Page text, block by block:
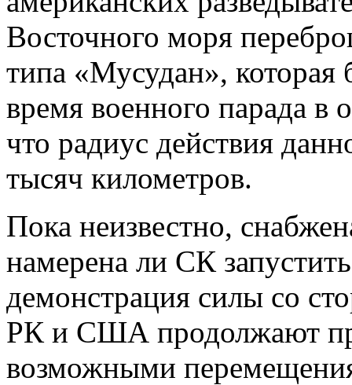
Восточного моря
типа «Мусудан», которая
время военного парада в
что радиус действия
тысяч километров.
Пока неизвестно,
намерена ли СК
демонстрация силы со
РК и США продолжают
возможными